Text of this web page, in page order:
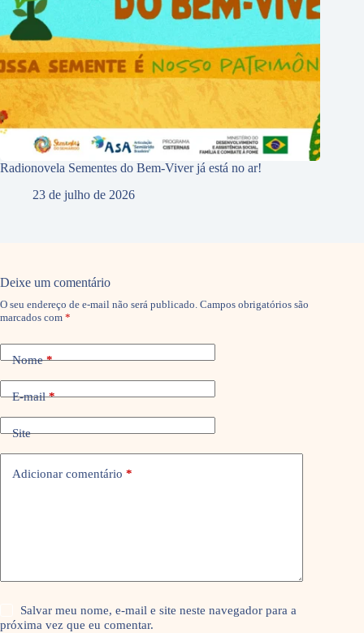
Radionovela Sementes do Bem-Viver já está no ar!
23 de julho de 2026
Deixe um comentário
O seu endereço de e-mail não será publicado. Campos obrigatórios são
marcados com *
Nome*
E-mail*
Site
Adicionar comentário *
Salvar meu nome, e-mail e site neste navegador para a
próxima vez que eu comentar.